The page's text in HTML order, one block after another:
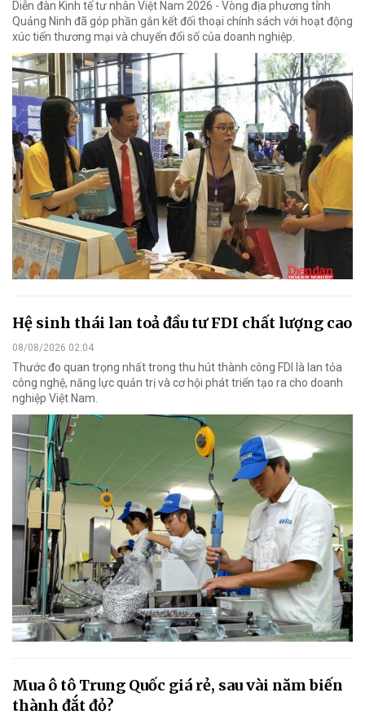
Diễn đàn Kinh tế tư nhân Việt Nam 2026 - Vòng địa phương tỉnh
Quảng Ninh đã góp phần gắn kết đối thoại chính sách với hoạt động
xúc tiến thương mại và chuyển đổi số của doanh nghiệp.
Hệ sinh thái lan toả đầu tư FDI chất lượng cao
08/08/2026 02:04
Thước đo quan trọng nhất trong thu hút thành công FDI là lan tỏa
công nghệ, năng lực quản trị và cơ hội phát triển tạo ra cho doanh
nghiệp Việt Nam.
Mua ô tô Trung Quốc giá rẻ, sau vài năm biến
thành đắt đỏ?